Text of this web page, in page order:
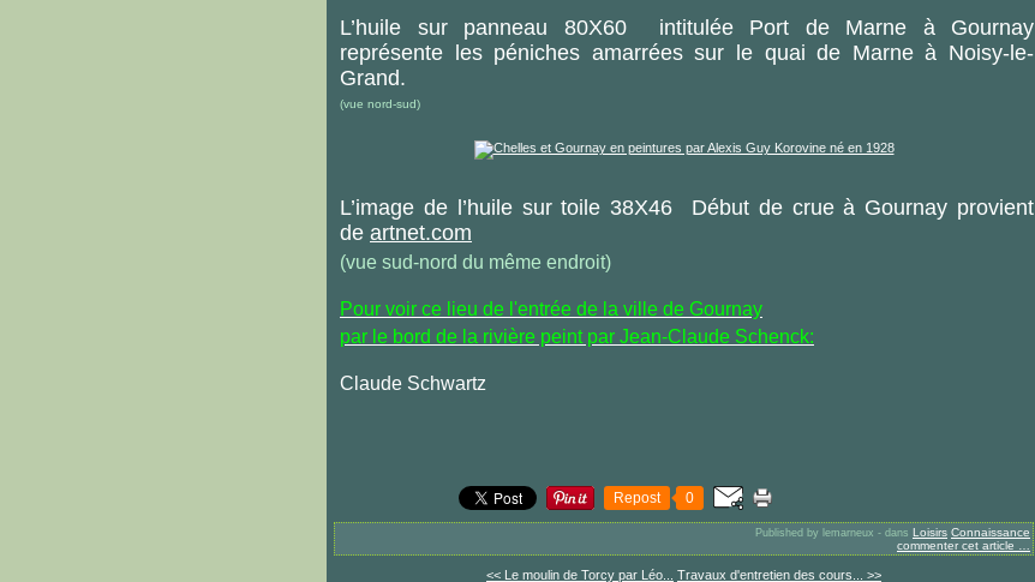
L’huile sur panneau 80X60 intitulée Port de Marne à Gournay
représente les péniches amarrées sur le quai de Marne à Noisy-le-
Grand.
(vue nord-sud)
L’image de l’huile sur toile 38X46 Début de crue à Gournay provient
de artnet.com
(vue sud-nord du même endroit)
Pour voir ce lieu de l'entrée de la ville de Gournay
par le bord de la rivière peint par Jean-Claude Schenck:
Claude Schwartz
Repost 0
Published by lemarneux - dans Loisirs Connaissance
commenter cet article
<< Le moulin de Torcy par Léo... Travaux d'entretien des cours... >>